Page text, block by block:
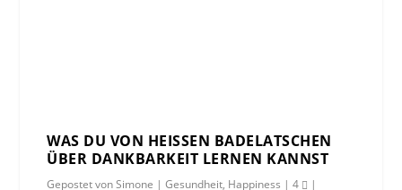
WAS DU VON HEISSEN BADELATSCHEN Ü
BER DANKBARKEIT LERNEN KANNST
Gepostet vonSimone |Gesundheit, Happiness |4 |